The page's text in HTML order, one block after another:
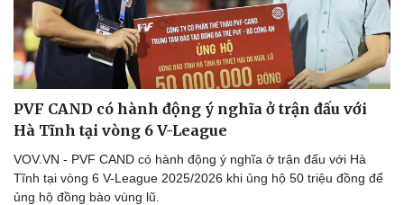
PVF CAND có hành động ý nghĩa ở trận đấu với
Hà Tĩnh tại vòng 6 V-League
VOV.VN - PVF CAND có hành động ý nghĩa ở trận đấu với Hà
Tĩnh tại vòng 6 V-League 2025/2026 khi ủng hộ 50 triệu đồng để
ủng hộ đồng bào vùng lũ.